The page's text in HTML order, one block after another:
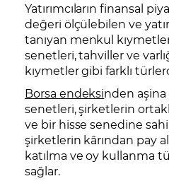
Yatırımcıların finansal
değeri ölçülebilen ve
tanıyan menkul
senetleri, tahviller ve
kıymetler gibi farklı
Borsa endeksinden
senetleri, şirketlerin
ve bir hisse senedine
şirketlerin kârından pay
katılma ve oy kullanma
sağlar.